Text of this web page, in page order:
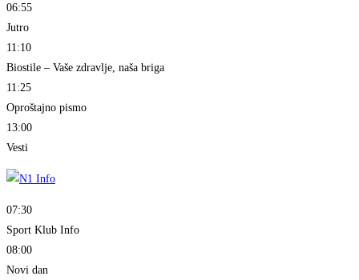
06:55
Jutro
11:10
Biostile – Vaše zdravlje, naša briga
11:25
Oproštajno pismo
13:00
Vesti
07:30
Sport Klub Info
08:00
Novi dan